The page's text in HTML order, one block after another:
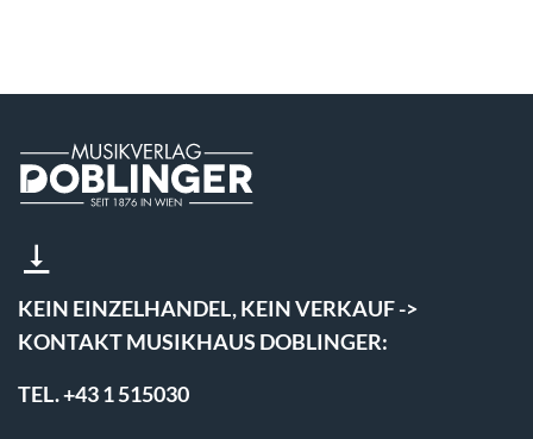
KEIN EINZELHANDEL, KEIN VERKAUF ->
KONTAKT MUSIKHAUS DOBLINGER:
TEL. +43 1 515030